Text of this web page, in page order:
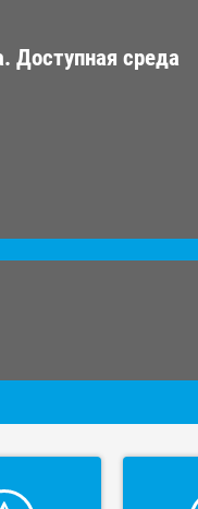
Доступная среда